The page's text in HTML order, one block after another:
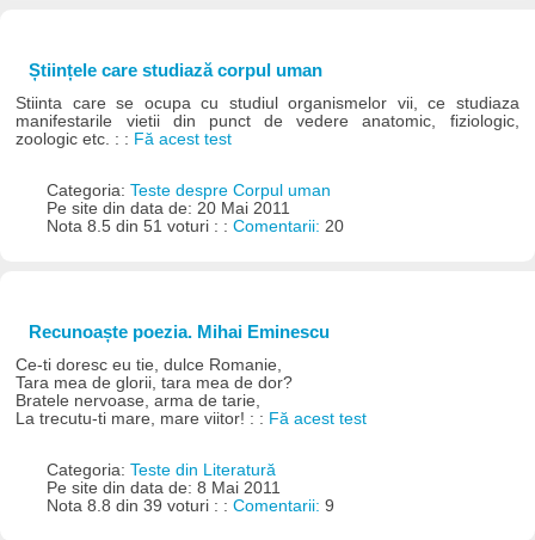
Științele care studiază corpul uman
Stiinta care se ocupa cu studiul organismelor vii, ce studiaza
manifestarile vietii din punct de vedere anatomic, fiziologic,
zoologic etc. : : Fă acest test
Categoria: Teste despre Corpul uman
Pe site din data de: 20 Mai 2011
Nota 8.5 din 51 voturi : : Comentarii: 20
Recunoaște poezia. Mihai Eminescu
Ce-ti doresc eu tie, dulce Romanie,
Tara mea de glorii, tara mea de dor?
Bratele nervoase, arma de tarie,
La trecutu-ti mare, mare viitor! : : Fă acest test
Categoria: Teste din Literatură
Pe site din data de: 8 Mai 2011
Nota 8.8 din 39 voturi : : Comentarii: 9